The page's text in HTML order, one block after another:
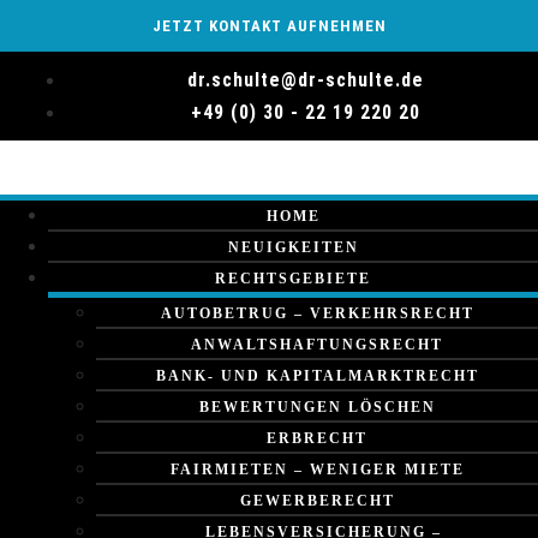
dr.schulte@dr-schulte.de
+49 (0) 30 - 22 19 220 20
JETZT KONTAKT AUFNEHMEN
HOME
NEUIGKEITEN
RECHTSGEBIETE
AUTOBETRUG – VERKEHRSRECHT
ANWALTSHAFTUNGSRECHT
BANK- UND KAPITALMARKTRECHT
BEWERTUNGEN LÖSCHEN
ERBRECHT
FAIRMIETEN – WENIGER MIETE
GEWERBERECHT
LEBENSVERSICHERUNG –